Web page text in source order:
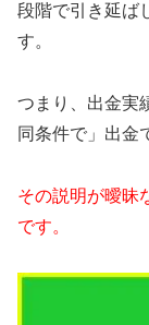
段階で引き延ば
す。
つまり、出金実
同条件で」出金
その説明が曖昧
です。